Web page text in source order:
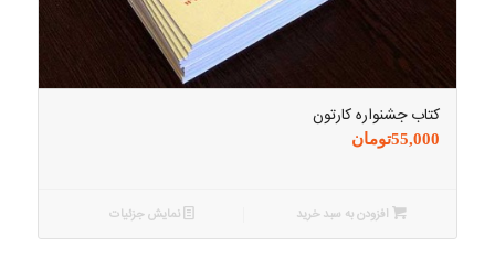
کتاب جشنواره کارتون
55,000تومان
افزودن به سبد خرید نمایش جزئیات